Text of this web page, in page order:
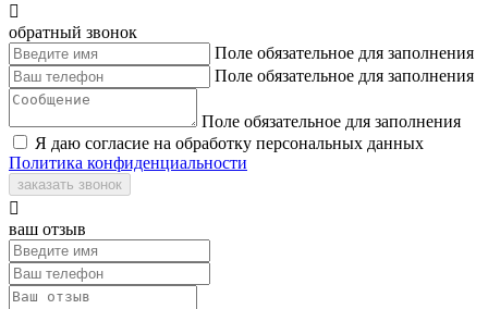

обратный звонок
Поле обязательное для заполнения
Поле обязательное для заполнения
Поле обязательное для заполнения
Я даю согласие на обработку персональных данных
Политика конфиденциальности
заказать звонок

ваш отзыв